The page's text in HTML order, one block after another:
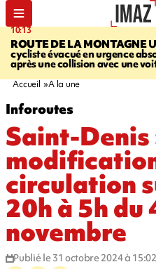
10:13
ROUTE DE LA MONTAGNE
cycliste évacué en urgence
après une collision avec une
Accueil A la une
Inforoutes
Saint-Denis
circulation
20h à 5h du
novembre
Publié le 31 octobre 2024 à 15:02